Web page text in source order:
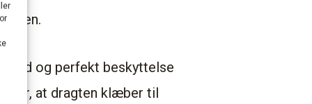
og perfekt beskyttelse
at dragten klæber til